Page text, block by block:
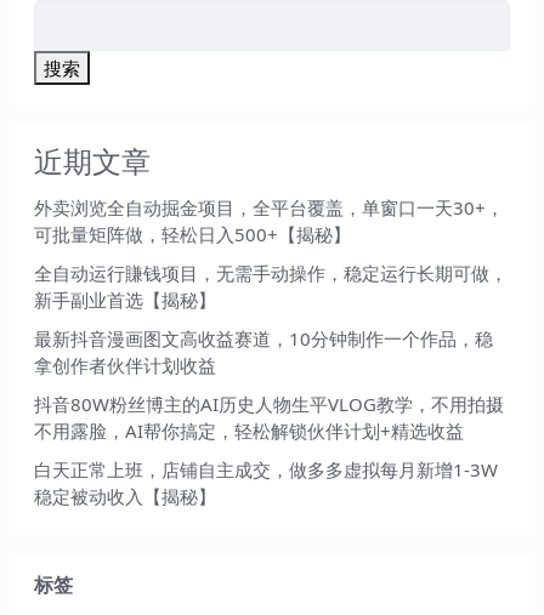
搜索
近期文章
外卖浏览全自动掘金项目，全平台覆盖，单窗口一天30+，
可批量矩阵做，轻松日入500+【揭秘】
全自动运行賺钱项目，无需手动操作，稳定运行长期可做，
新手副业首选【揭秘】
最新抖音漫画图文高收益赛道，10分钟制作一个作品，稳
拿创作者伙伴计划收益
抖音80W粉丝博主的AI历史人物生平VLOG教学，不用拍摄
不用露脸，AI帮你搞定，轻松解锁伙伴计划+精选收益
白天正常上班，店铺自主成交，做多多虚拟每月新增1-3W
稳定被动收入【揭秘】
标签